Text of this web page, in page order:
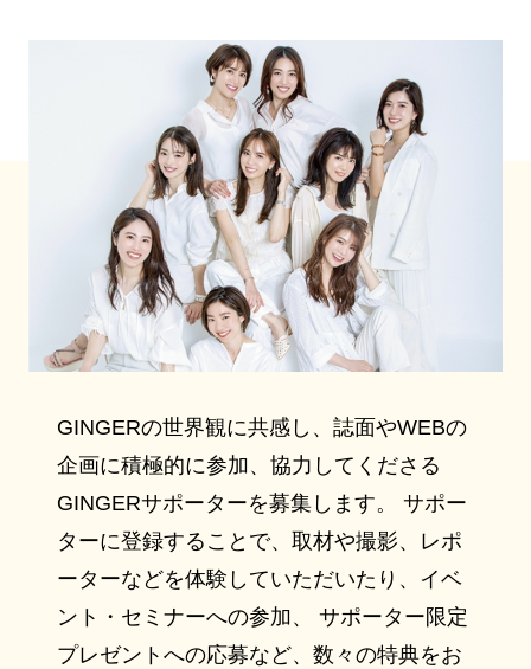
GINGERの世界観に共感し、誌面やWEBの
企画に積極的に参加、協力してくださる
GINGERサポーターを募集します。 サポー
ターに登録することで、取材や撮影、レポ
ーターなどを体験していただいたり、イベ
ント・セミナーへの参加、 サポーター限定
プレゼントへの応募など、数々の特典をお